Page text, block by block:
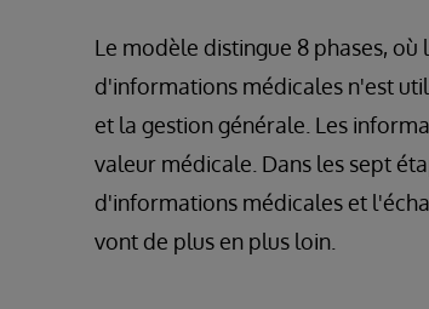
Le modèle distingue 8 phases,
d'informations médicales n'est
et la gestion générale. Les
valeur médicale. Dans les sept
d'informations médicales et
vont de plus en plus loin.